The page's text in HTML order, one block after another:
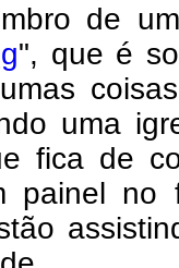
de
", que é
uma
fica de
painel no